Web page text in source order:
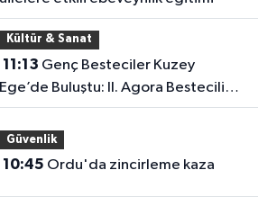
Kültür & Sanat
11:13
Ege’de Buluştu: II. Agora Bestecilik
Başladı
Güvenlik
10:45 Ordu'da zincirleme kaza